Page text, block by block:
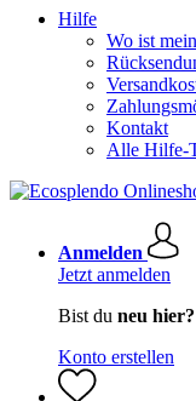
Hilfe
Wo ist
Kontakt
Alle Hilfe-
Anmelden
Jetzt anmelden
Bist du neu hier?
Konto erstellen